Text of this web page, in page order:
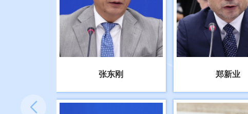
张东刚 郑新业